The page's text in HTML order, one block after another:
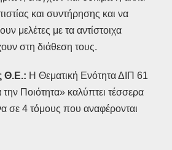
και συντήρησης και να
μελέτες με τα αντίστοιχα
στη διάθεση τους.
Θ.Ε.: Η Θεματική Ενότητα ΔΙΠ 61
την Ποιότητα» καλύπτει τέσσερα
σε 4 τόμους που αναφέρονται